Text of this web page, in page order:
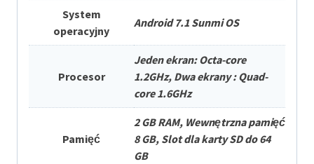
System
operacyjny
Android 7.1 Sunmi OS
Procesor
Jeden ekran: Octa-core
1.2GHz, Dwa ekrany : Quad-
core 1.6GHz
Pamięć
2 GB RAM, Wewnętrzna pamięć
8 GB, Slot dla karty SD do 64
GB